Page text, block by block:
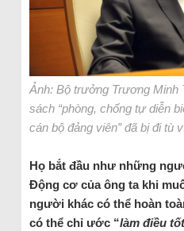
Ảnh: Bộ trưởng Trương Minh
sách “phòng, chống tự diễn
cán bộ đảng viên” đã bị đi tù
Họ bắt đầu như những
Động cơ của ông ta khi
người khác có thể hoàn
có thể chỉ ước “làm điều